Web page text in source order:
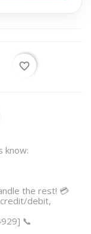
favorite_border
know:
the rest! 💳
debit,
📞